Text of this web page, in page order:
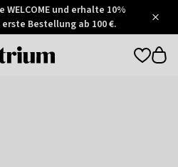
und erhalte 10%
Bestellung ab 100 €.
Otrium